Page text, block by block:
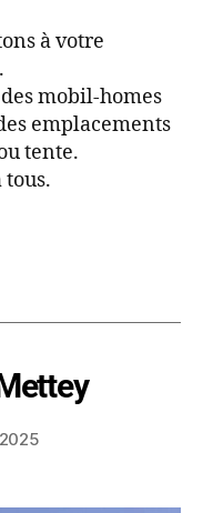
à votre
mobil-homes
emplacements
tente.